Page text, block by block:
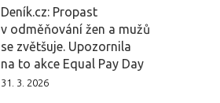
Deník.cz: Propast
v odměňování žen a mužů
se zvětšuje. Upozornila
na to akce Equal Pay Day
31. 3. 2026
Program 27.3.
Osobnosti